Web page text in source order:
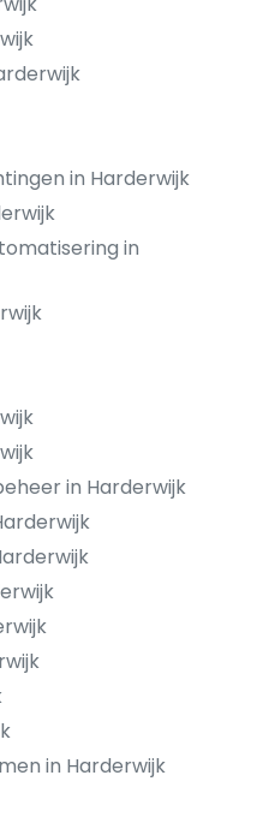
in Harderwijk
in
in Harderwijk
in Harderwijk